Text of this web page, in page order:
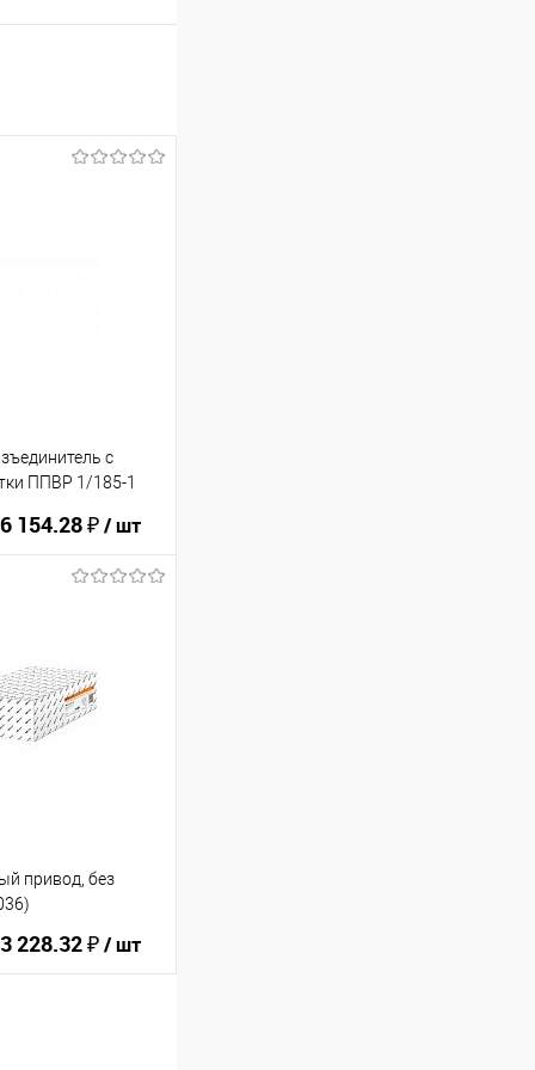
с
ППВР 1/185-1
154.28 ₽/ шт
В избранное
привод, без
228.32 ₽/ шт